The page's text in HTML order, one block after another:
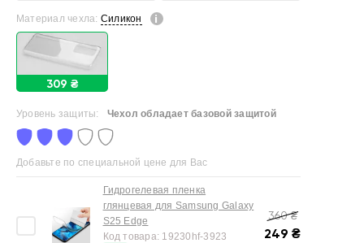
Материал чехла: Силикон
309 ₴
Уровень защиты: Чехол обладает базовой защитой
Добавьте по специальной цене для Вас
Гидрогелевая пленка
глянцевая для Samsung Galaxy
S25 Edge
Код товара: 19230hf-3923
360₴
249 ₴